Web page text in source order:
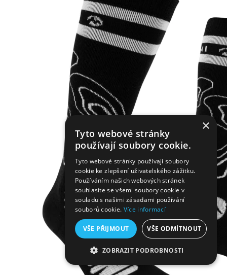
×
Tyto webové stránky
používají soubory cookie.
Tyto webové stránky používají soubory
cookie ke zlepšení uživatelského zážitku.
Používáním našich webových stránek
souhlasíte se všemi soubory cookie v
souladu s našimi zásadami používání
souborů cookie. Více informací
VŠE PŘIJMOUT VŠE ODMÍTNOUT
ZOBRAZIT PODROBNOSTI
NEZBYTNĚ NUTNÉ SOUBORY